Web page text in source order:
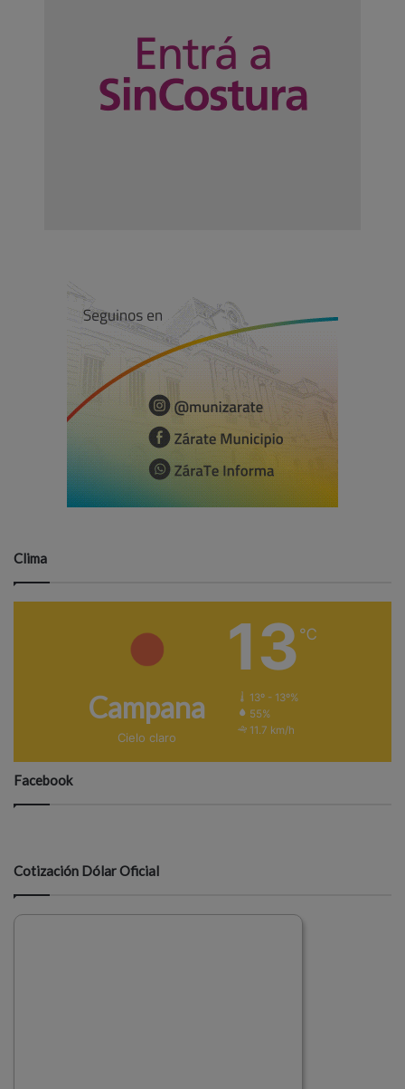
Clima
Campana
Cielo claro
13 ℃
13º - 13º%
55%
11.7 km/h
Facebook
Cotización Dólar Oficial